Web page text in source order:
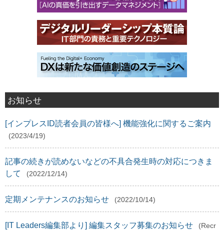
お知らせ
[インプレスID読者会員の皆様へ] 機能強化に関するご案内
(2023/4/19)
記事の続きが読めないなどの不具合発生時の対応につきま
して
(2022/12/14)
定期メンテナンスのお知らせ (2022/10/14)
[IT Leaders編集部より] 編集スタッフ募集のお知らせ
(Recr